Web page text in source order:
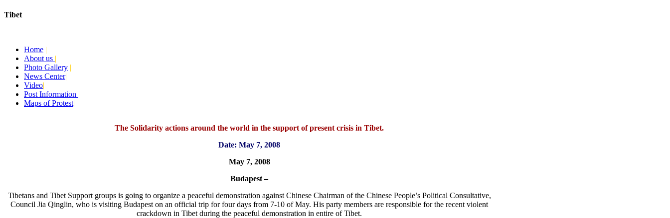
Tibet
Home |
About us |
Photo Gallery |
News Center|
Video|
Post Information |
Maps of Protest|
The Solidarity actions around the world in the support of present crisis in Tibet.
Date: May 7, 2008
May 7, 2008
Budapest –
Tibetans and Tibet Support groups is going to organize a peaceful demonstration against Chinese Chairman of the Chinese People’s Political Consultative,
Council Jia Qinglin, who is visiting Budapest on an official trip for four days from 7-10 of May. His party members are responsible for the recent violent
crackdown in Tibet during the peaceful demonstration in entire of Tibet.